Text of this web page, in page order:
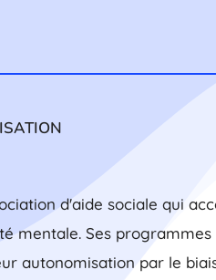
d'aide sociale qui
mentale. Ses
autonomisation par le